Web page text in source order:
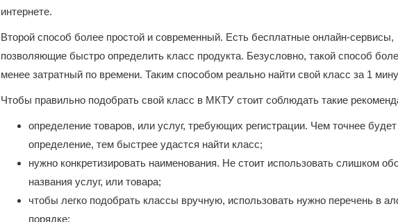
интернете.
Второй способ более простой и современный. Есть бесплатные онлайн-сервисы,
позволяющие быстро определить класс продукта. Безусловно, такой способ
менее затратный по времени. Таким способом реально найти свой класс за 1
Чтобы правильно подобрать свой класс в МКТУ стоит соблюдать такие
определение товаров, или услуг, требующих регистрации. Чем точнее будет
определение, тем быстрее удастся найти класс;
нужно конкретизировать наименования. Не стоит использовать слишком
названия услуг, или товара;
чтобы легко подобрать классы вручную, использовать нужно перечень в
порядке;